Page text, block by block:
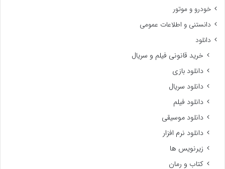
خودرو و موتور
دانستنی و اطلاعات عمومی
دانلود
خرید قانونی فیلم و سریال
دانلود بازی
دانلود سریال
دانلود فیلم
دانلود موسیقی
دانلود نرم افزار
زیرنویس ها
کتاب و رمان